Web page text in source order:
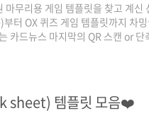
마무리용 게임 템플릿을 찾고 계신
터 OX 퀴즈 게임 템플릿까지 차
카드뉴스 마지막의 QR 스캔 or 단
sheet) 템플릿 모음❤️